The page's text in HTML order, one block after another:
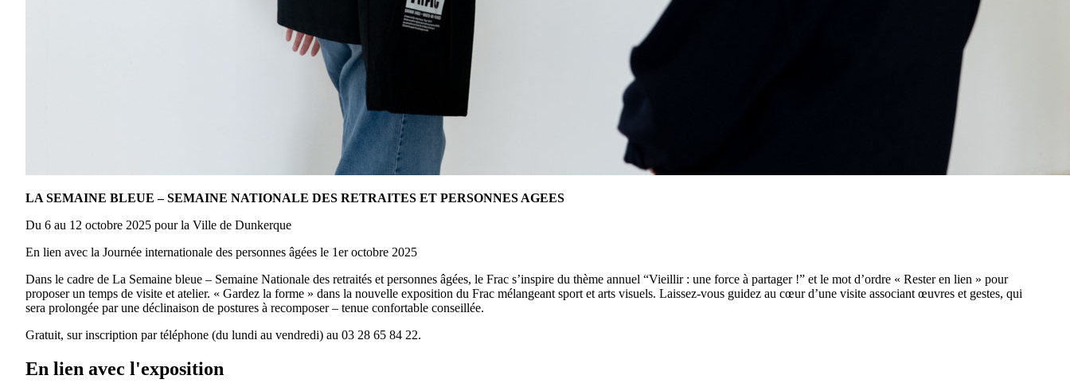
LA SEMAINE BLEUE – SEMAINE NATIONALE DES RETRAITES ET PERSONNES AGEES
Du 6 au 12 octobre 2025 pour la Ville de Dunkerque
En lien avec la Journée internationale des personnes âgées le 1er octobre 2025
Dans le cadre de La Semaine bleue – Semaine Nationale des retraités et personnes âgées, le Frac s’inspire du thème annuel “Vieillir : une force à partager !” et le mot d’ordre « Rester en lien » pour
proposer un temps de visite et atelier. « Gardez la forme » dans la nouvelle exposition du Frac mélangeant sport et arts visuels. Laissez-vous guidez au cœur d’une visite associant œuvres et gestes, qui
sera prolongée par une déclinaison de postures à recomposer – tenue confortable conseillée.
Gratuit, sur inscription par téléphone (du lundi au vendredi) au 03 28 65 84 22.
En lien avec l'exposition